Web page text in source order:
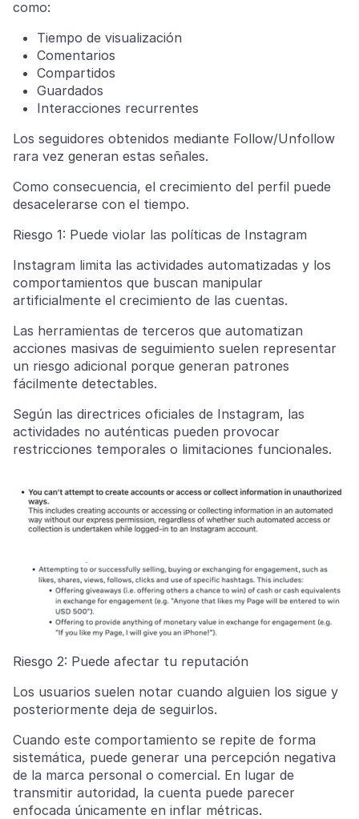
como:
Tiempo de visualización
Comentarios
Compartidos
Guardados
Interacciones recurrentes
Los seguidores obtenidos mediante Follow/Unfollow
rara vez generan estas señales.
Como consecuencia, el crecimiento del perfil puede
desacelerarse con el tiempo.
Riesgo 1: Puede violar las políticas de Instagram
Instagram limita las actividades automatizadas y los
comportamientos que buscan manipular
artificialmente el crecimiento de las cuentas.
Las herramientas de terceros que automatizan
acciones masivas de seguimiento suelen representar
un riesgo adicional porque generan patrones
fácilmente detectables.
Según las directrices oficiales de Instagram, las
actividades no auténticas pueden provocar
restricciones temporales o limitaciones funcionales.
Riesgo 2: Puede afectar tu reputación
Los usuarios suelen notar cuando alguien los sigue y
posteriormente deja de seguirlos.
Cuando este comportamiento se repite de forma
sistemática, puede generar una percepción negativa
de la marca personal o comercial. En lugar de
transmitir autoridad, la cuenta puede parecer
enfocada únicamente en inflar métricas.